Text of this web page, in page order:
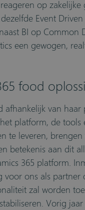
op zakelijke
Event
BI op Common
een gewogen,
food
afhankelijk van haar
platform, de tools
te leveren, brengen
betekenis aan dit
365 platform.
voor ons als partner
zal worden
Vorig